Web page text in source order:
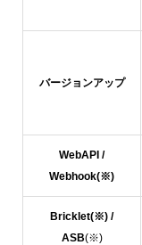
バージョンアップ
WebAPI /
Webhook(※)
Bricklet(※) /
ASB(※)